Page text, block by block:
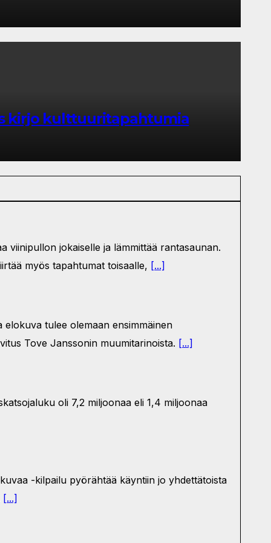
kirjo kulttuuritapahtumia
viinipullon jokaiselle ja lämmittää rantasaunan.
myös tapahtumat toisaalle, [...]
tulee olemaan ensimmäinen
Tove Janssonin muumitarinoista. [...]
oli 7,2 miljoonaa eli 1,4 miljoonaa
-kilpailu pyörähtää käyntiin jo yhdettätoista
[...]